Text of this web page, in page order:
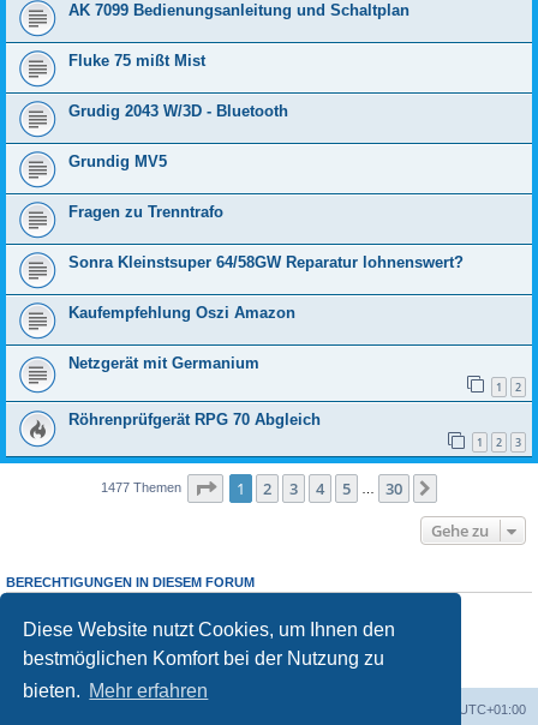
Diese Website nutzt Cookies, um Ihnen den
bestmöglichen Komfort bei der Nutzung zu
bieten. Mehr erfahren
AK 7099 Bedienungsanleitung und Schaltplan
Fluke 75 mißt Mist
Grudig 2043 W/3D - Bluetooth
Grundig MV5
Fragen zu Trenntrafo
Sonra Kleinstsuper 64/58GW Reparatur lohnenswert?
Kaufempfehlung Oszi Amazon
Netzgerät mit Germanium
1 2
Röhrenprüfgerät RPG 70 Abgleich
1 2 3
1477 Themen Seite 1von 30
1 2 3 4 5 … 30
Gehe zu
BERECHTIGUNGEN IN DIESEM FORUM
Sie dürfenkeineAntworten zu Themen in diesem Forum erstellen.
Sie dürfen Ihre Beiträge in diesem Forumnicht ändern.
Sie dürfen Ihre Beiträge in diesem Forumnichtlöschen.
keine
UTC+01:00